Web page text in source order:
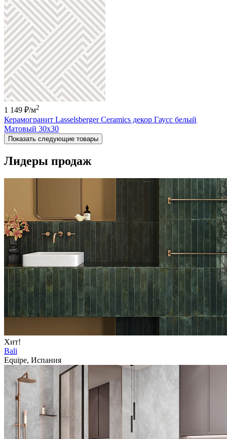
1 149 ₽/м2
Керамогранит Lasselsberger Ceramics декор Гаусс белый
Матовый 30x30
Показать следующие товары
Лидеры продаж
Хит!
Bali
Equipe, Испания